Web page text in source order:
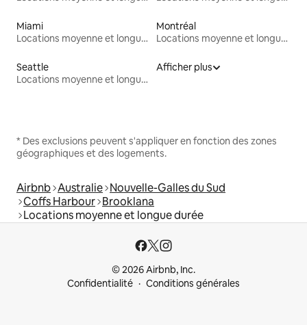
Miami
Locations moyenne et longue durée
Montréal
Locations moyenne et longue durée
Seattle
Locations moyenne et longue durée
Afficher plus
* Des exclusions peuvent s'appliquer en fonction des zones
géographiques et des logements.
Airbnb Australie Nouvelle-Galles du Sud
Coffs Harbour Brooklana
Locations moyenne et longue durée
© 2026 Airbnb, Inc.
Confidentialité
Conditions générales